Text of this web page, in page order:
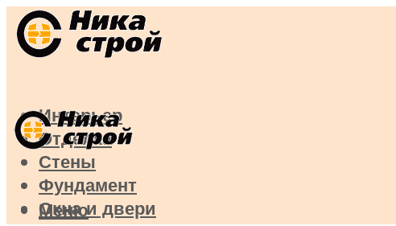
Интерьер
Отделка
Стены
Фундамент
Окна и двери
Меню